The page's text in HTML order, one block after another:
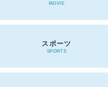
MOVIE
スポーツ
SPORTS